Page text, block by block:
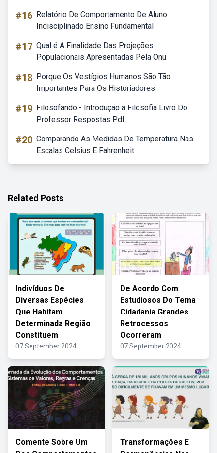
#16 Relatório De Comportamento De Aluno
Indisciplinado Ensino Fundamental
#17 Qual é A Finalidade Das Projeções
Populacionais Apresentadas Pela Onu
#18 Porque Os Vestígios Humanos São Tão
Importantes Para Os Historiadores
#19 Filosofando - Introdução à Filosofia Livro Do
Professor Respostas Pdf
#20 Comparando As Medidas De Temperatura Nas
Escalas Celsius E Fahrenheit
Related Posts
Indivíduos De
Diversas Espécies
Que Habitam
Determinada Região
Constituem
07 September 2024
De Acordo Com
Estudiosos Do Tema
Cidadania Grandes
Retrocessos
Ocorreram
07 September 2024
Comente Sobre Um
Transformações E